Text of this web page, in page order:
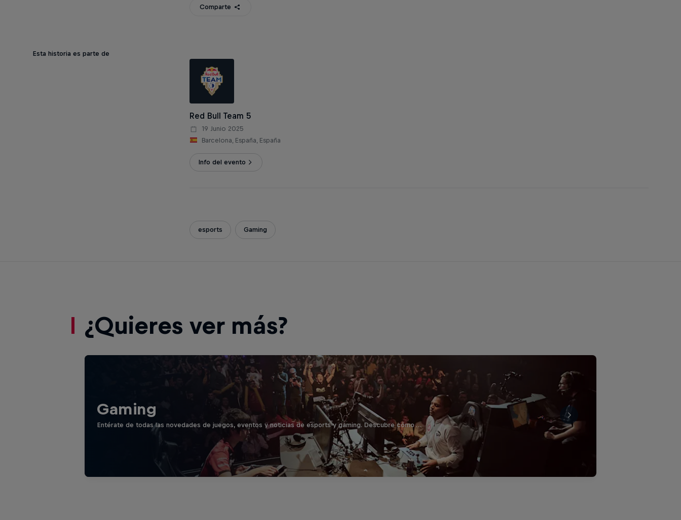
Comparte
Esta historia es parte de
Red Bull Team 5
19 Junio 2025
Barcelona, España, España
Info del evento
esports Gaming
¿Quieres ver más?
Gaming
Entérate de todas las novedades de juegos, eventos y noticias de esports y gaming. Descubre cómo …